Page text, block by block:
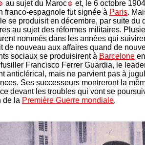
au sujet du Maroc
et, le 6 octobre
franco-espagnole fut signée à Paris.
se produisit en décembre, par suite du
au sujet des réformes militaires.
nommés dans les années qui
de nouveau aux affaires quand de
sociaux se produisirent à Barcelone
Francisco Ferrer Guardia, le
anticlérical, mais ne parvient pas à
Ses successeurs montreront la
devant les troubles qui vont se
de la Première Guerre mondiale.